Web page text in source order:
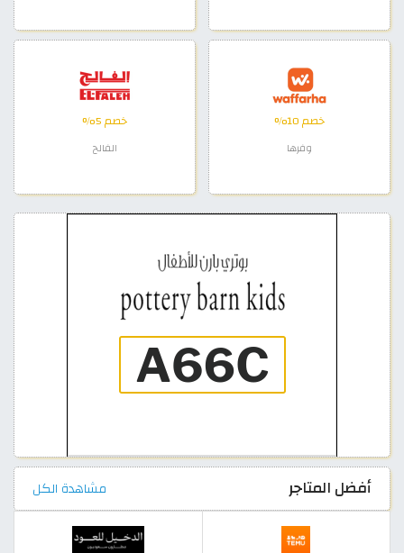
خصم 10%
وفرها
خصم 5%
الفالح
أفضل المتاجر مشاهدة الكل